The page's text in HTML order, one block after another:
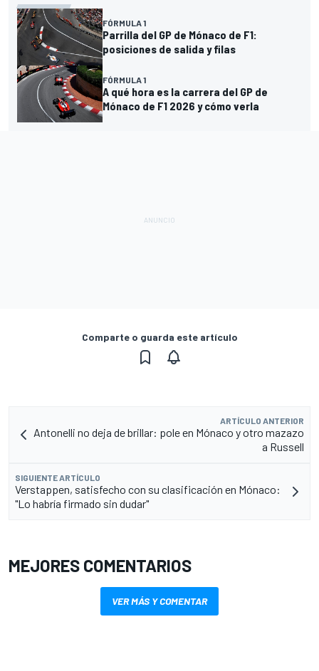
FÓRMULA 1
Parrilla del GP de Mónaco de F1:
posiciones de salida y filas
FÓRMULA 1
A qué hora es la carrera del GP de
Mónaco de F1 2026 y cómo verla
Comparte o guarda este artículo
ARTÍCULO ANTERIOR
Antonelli no deja de brillar: pole en Mónaco y otro mazazo
a Russell
SIGUIENTE ARTÍCULO
Verstappen, satisfecho con su clasificación en Mónaco:
"Lo habría firmado sin dudar"
MEJORES COMENTARIOS
VER MÁS Y COMENTAR